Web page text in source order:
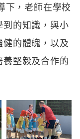
，老師在學校
的知識，與小
的體魄，以及
堅毅及合作的